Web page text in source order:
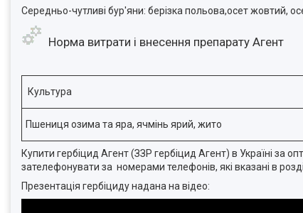
Середньо-чутливі бур'яни: берізка польова,осет жовтий,
Норма витрати і внесення препарату Агент
Культура
Пшениця озима та яра, ячмінь ярий, жито
Купити гербіцид Агент (ЗЗР гербіцид Агент) в Україні за
зателефонувати за номерами телефонів, які вказані в
Презентація гербіциду надана на відео: